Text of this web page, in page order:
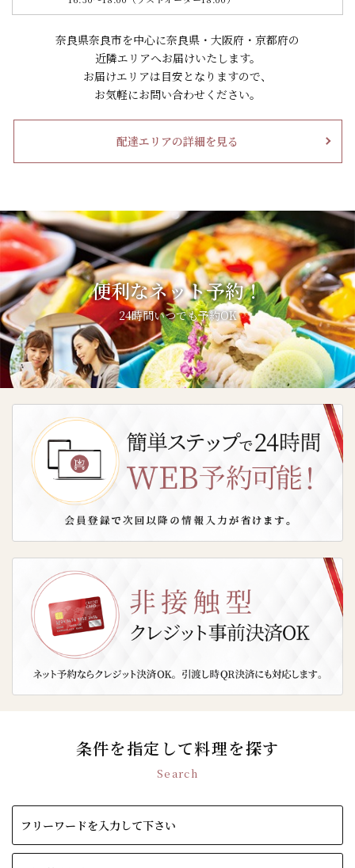
奈良県奈良市を中心に奈良県・大阪府・京都府の
近隣エリアへお届けいたします。
お届けエリアは目安となりますので、
お気軽にお問い合わせください。
配達エリアの詳細を見る
便利なネット予約！
24時間いつでも予約OK
条件を指定して料理を探す
Search